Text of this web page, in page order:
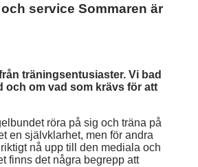
service Sommaren är
träningsentusiaster. Vi bad
och om vad som krävs för att
röra på sig och träna på
en självklarhet, men för andra
nå upp till den mediala och
finns det några begrepp att